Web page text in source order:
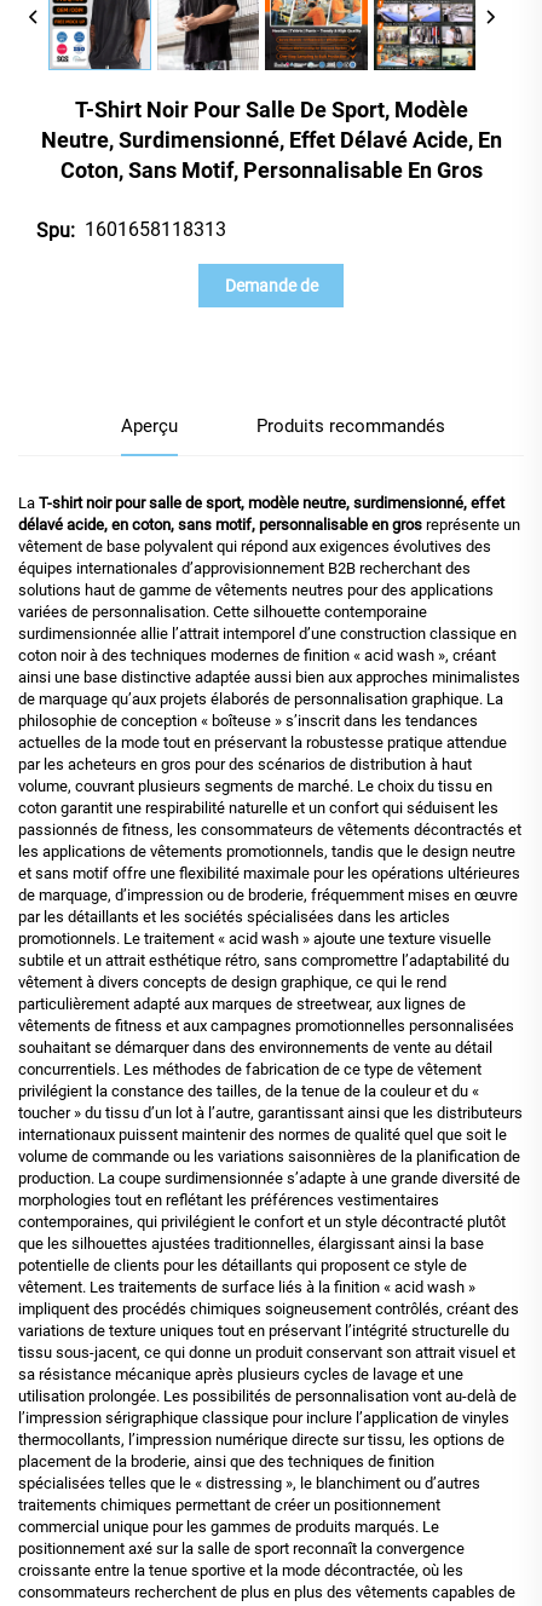
T-Shirt Noir Pour Salle De Sport, Modèle
Neutre, Surdimensionné, Effet Délavé Acide, En
Coton, Sans Motif, Personnalisable En Gros
Spu: 1601658118313
Demande de
Aperçu Produits recommandés
La T-shirt noir pour salle de sport, modèle neutre, surdimensionné, effet
délavé acide, en coton, sans motif, personnalisable en gros représente un
vêtement de base polyvalent qui répond aux exigences évolutives des
équipes internationales d’approvisionnement B2B recherchant des
solutions haut de gamme de vêtements neutres pour des applications
variées de personnalisation. Cette silhouette contemporaine
surdimensionnée allie l’attrait intemporel d’une construction classique en
coton noir à des techniques modernes de finition « acid wash », créant
ainsi une base distinctive adaptée aussi bien aux approches minimalistes
de marquage qu’aux projets élaborés de personnalisation graphique. La
philosophie de conception « boîteuse » s’inscrit dans les tendances
actuelles de la mode tout en préservant la robustesse pratique attendue
par les acheteurs en gros pour des scénarios de distribution à haut
volume, couvrant plusieurs segments de marché. Le choix du tissu en
coton garantit une respirabilité naturelle et un confort qui séduisent les
passionnés de fitness, les consommateurs de vêtements décontractés et
les applications de vêtements promotionnels, tandis que le design neutre
et sans motif offre une flexibilité maximale pour les opérations ultérieures
de marquage, d’impression ou de broderie, fréquemment mises en œuvre
par les détaillants et les sociétés spécialisées dans les articles
promotionnels. Le traitement « acid wash » ajoute une texture visuelle
subtile et un attrait esthétique rétro, sans compromettre l’adaptabilité du
vêtement à divers concepts de design graphique, ce qui le rend
particulièrement adapté aux marques de streetwear, aux lignes de
vêtements de fitness et aux campagnes promotionnelles personnalisées
souhaitant se démarquer dans des environnements de vente au détail
concurrentiels. Les méthodes de fabrication de ce type de vêtement
privilégient la constance des tailles, de la tenue de la couleur et du «
toucher » du tissu d’un lot à l’autre, garantissant ainsi que les distributeurs
internationaux puissent maintenir des normes de qualité quel que soit le
volume de commande ou les variations saisonnières de la planification de
production. La coupe surdimensionnée s’adapte à une grande diversité de
morphologies tout en reflétant les préférences vestimentaires
contemporaines, qui privilégient le confort et un style décontracté plutôt
que les silhouettes ajustées traditionnelles, élargissant ainsi la base
potentielle de clients pour les détaillants qui proposent ce style de
vêtement. Les traitements de surface liés à la finition « acid wash »
impliquent des procédés chimiques soigneusement contrôlés, créant des
variations de texture uniques tout en préservant l’intégrité structurelle du
tissu sous-jacent, ce qui donne un produit conservant son attrait visuel et
sa résistance mécanique après plusieurs cycles de lavage et une
utilisation prolongée. Les possibilités de personnalisation vont au-delà de
l’impression sérigraphique classique pour inclure l’application de vinyles
thermocollants, l’impression numérique directe sur tissu, les options de
placement de la broderie, ainsi que des techniques de finition
spécialisées telles que le « distressing », le blanchiment ou d’autres
traitements chimiques permettant de créer un positionnement
commercial unique pour les gammes de produits marqués. Le
positionnement axé sur la salle de sport reconnaît la convergence
croissante entre la tenue sportive et la mode décontractée, où les
consommateurs recherchent de plus en plus des vêtements capables de